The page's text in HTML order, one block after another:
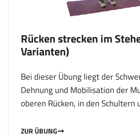
Rücken strecken im
Varianten)
Bei dieser Übung liegt der
Dehnung und Mobilisation der
oberen Rücken, in den Schultern
ZUR ÜBUNG